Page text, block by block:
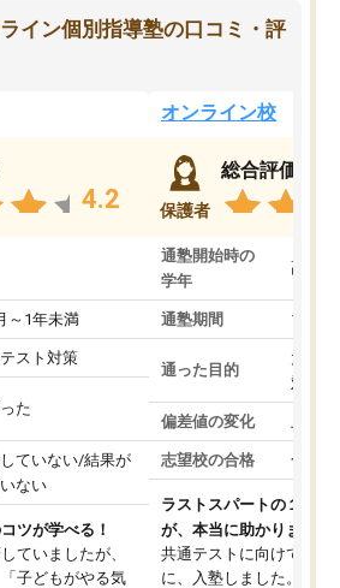
イン個別指導塾の口コミ・評
4.2
～1年未満
スト対策
た
ていない/結果が
ない
ツが学べる！
ていましたが、
子どもがやる気
オンライン校
保護者
総合評価
通塾開始時の
学年
高3
通塾期間 1～3
通った目的
大学
対策
偏差値の変化
志望校の合格 合格
ラストスパートの１か月
が、本当に助かりました
共通テストに向けての追
に、入塾しました。田舎